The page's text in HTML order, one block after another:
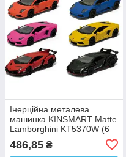
Інерційна металева
машинка KINSMART Matte
Lamborghini KT5370W (6
486,85 ₴